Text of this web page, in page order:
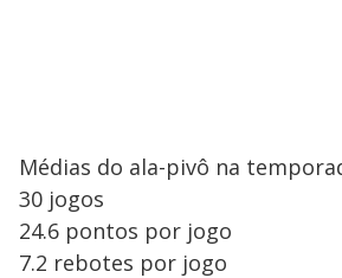
Médias do ala-pivô na
30 jogos
24.6 pontos por jogo
7.2 rebotes por jogo